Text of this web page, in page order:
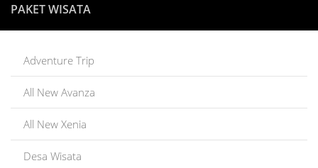
PAKET WISATA
Adventure Trip
All New Avanza
All New Xenia
Desa Wisata